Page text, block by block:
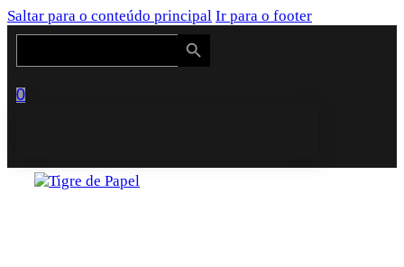
Saltar para o conteúdo principal Ir para o footer
Search
Search Button
0